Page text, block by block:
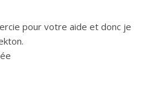
pour votre aide et donc je